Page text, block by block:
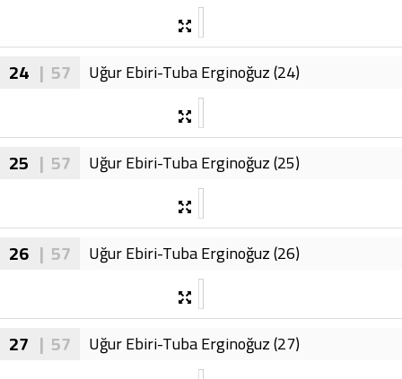
24 | 57 Uğur Ebiri-Tuba Erginoğuz (24)
25 | 57 Uğur Ebiri-Tuba Erginoğuz (25)
26 | 57 Uğur Ebiri-Tuba Erginoğuz (26)
27 | 57 Uğur Ebiri-Tuba Erginoğuz (27)